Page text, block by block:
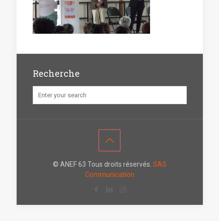
Recherche
© ANEF 63 Tous droits réservés. SAS
Communication